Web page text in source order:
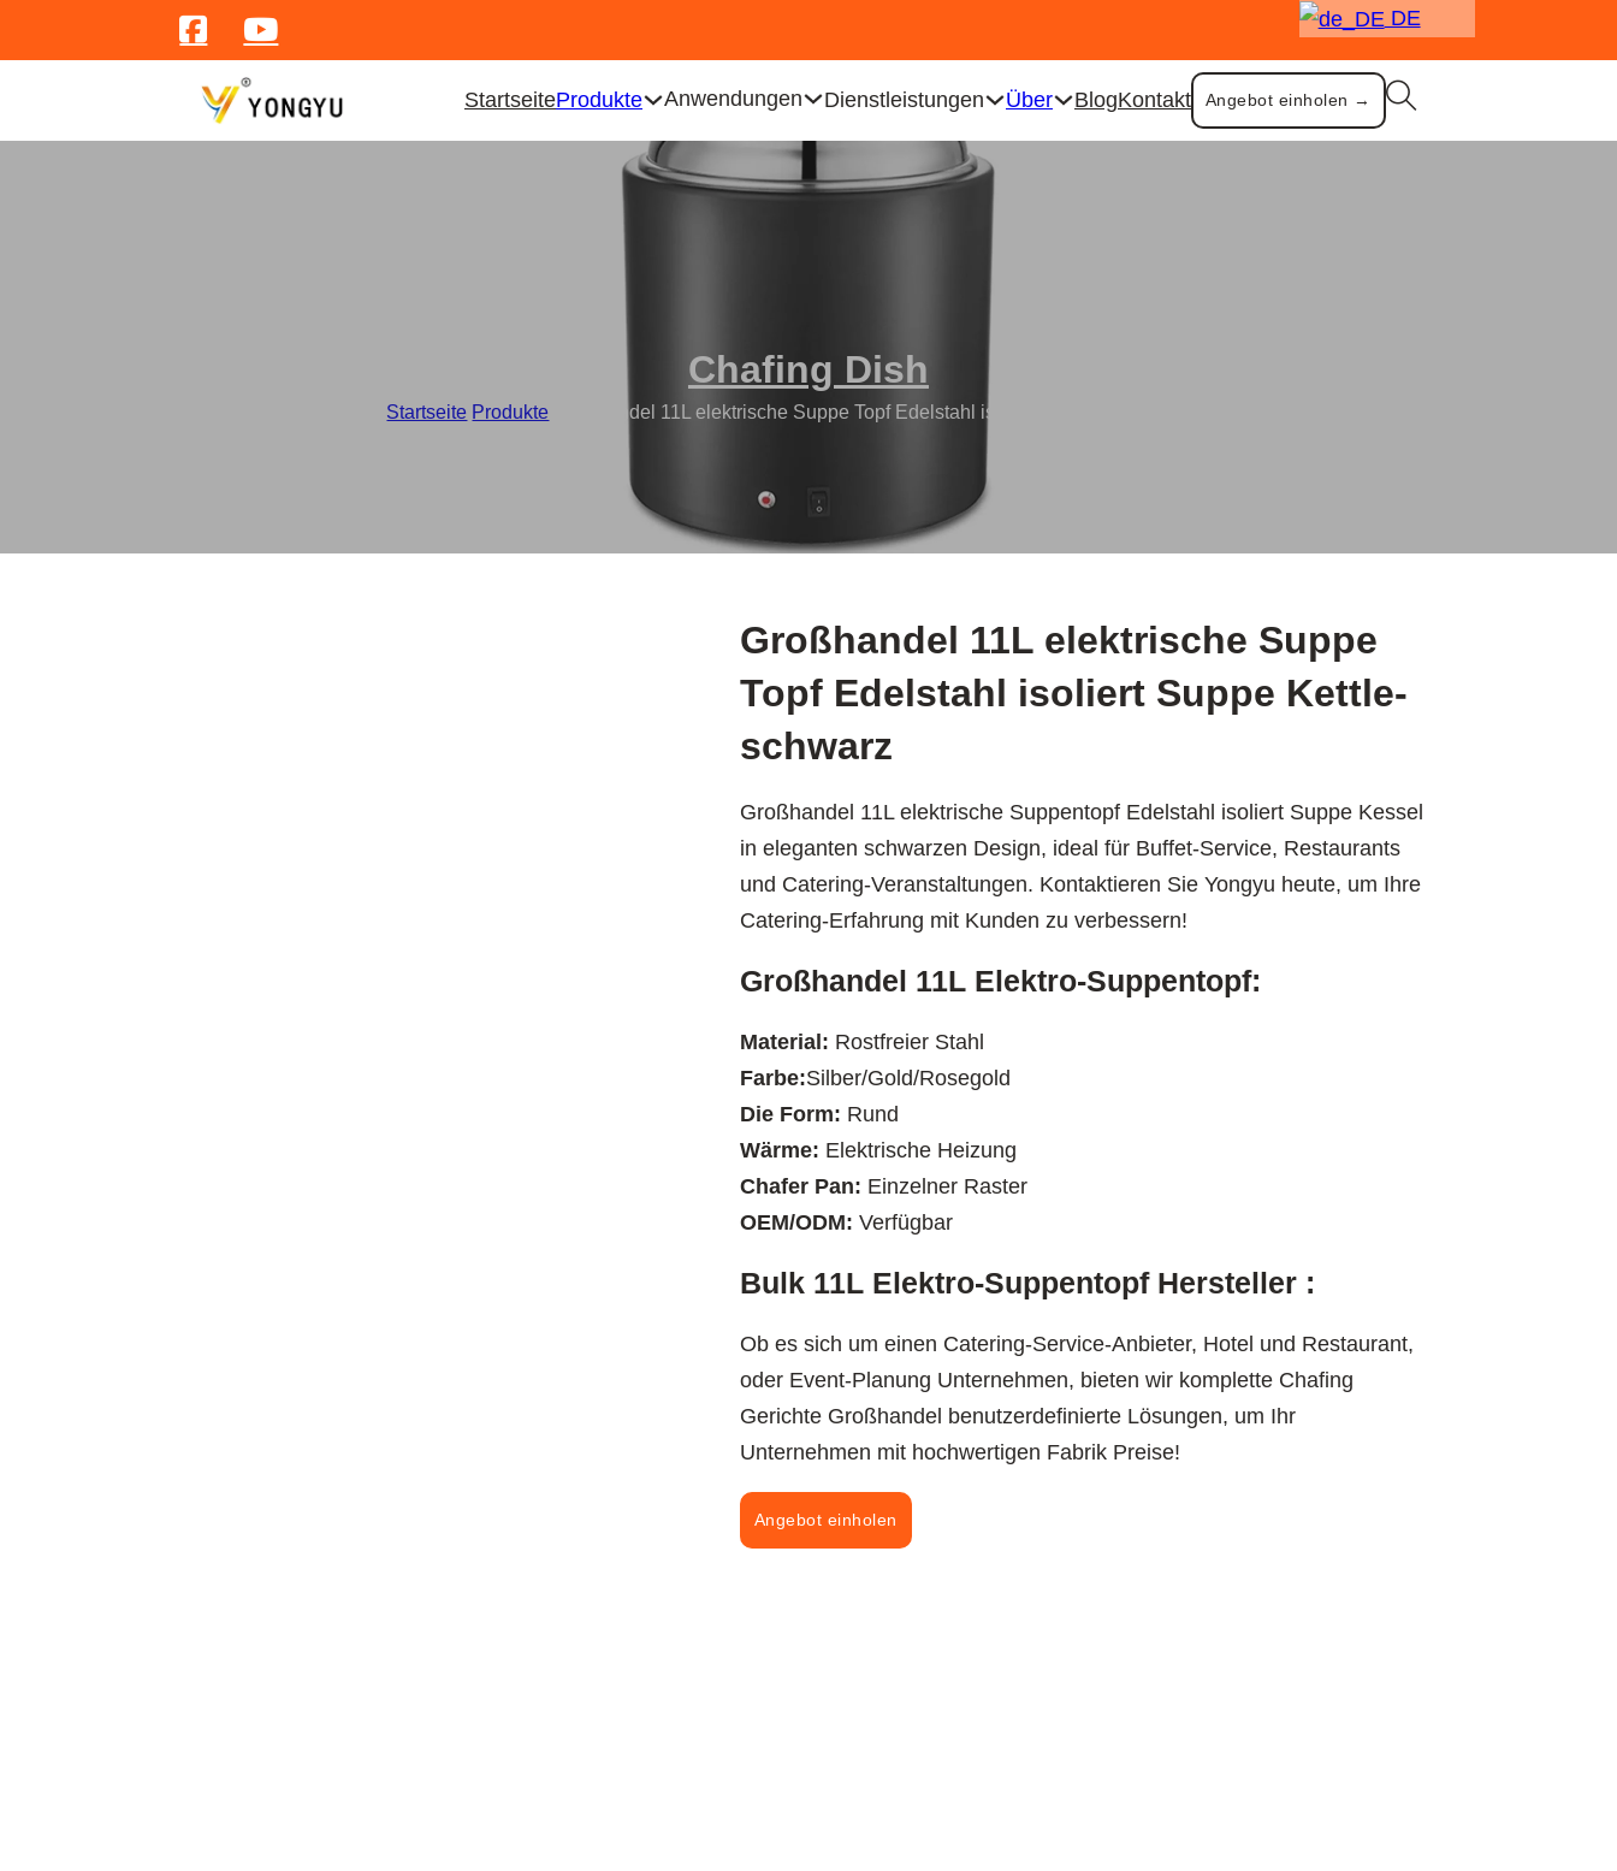
DE
StartseiteProdukte Anwendungen Dienstleistungen Über BlogKontakt Angebot einholen →
Chafing Dish
Startseite Produkte Großhandel 11L elektrische Suppe Topf Edelstahl isoliert Suppe Kettle-schwarz
Großhandel 11L elektrische Suppe
Topf Edelstahl isoliert Suppe Kettle-
schwarz
Großhandel 11L elektrische Suppentopf Edelstahl isoliert Suppe Kessel
in eleganten schwarzen Design, ideal für Buffet-Service, Restaurants
und Catering-Veranstaltungen. Kontaktieren Sie Yongyu heute, um Ihre
Catering-Erfahrung mit Kunden zu verbessern!
Großhandel 11L Elektro-Suppentopf:
Material: Rostfreier Stahl
Farbe:Silber/Gold/Rosegold
Die Form: Rund
Wärme: Elektrische Heizung
Chafer Pan: Einzelner Raster
OEM/ODM: Verfügbar
Bulk 11L Elektro-Suppentopf Hersteller :
Ob es sich um einen Catering-Service-Anbieter, Hotel und Restaurant,
oder Event-Planung Unternehmen, bieten wir komplette Chafing
Gerichte Großhandel benutzerdefinierte Lösungen, um Ihr
Unternehmen mit hochwertigen Fabrik Preise!
Angebot einholen